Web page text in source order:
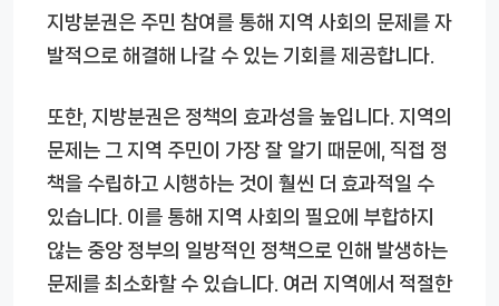
지방분권은 주민 참여를 통해 지역 사회의 문제를 자
발적으로 해결해 나갈 수 있는 기회를 제공합니다.
또한, 지방분권은 정책의 효과성을 높입니다. 지역의
문제는 그 지역 주민이 가장 잘 알기 때문에, 직접 정
책을 수립하고 시행하는 것이 훨씬 더 효과적일 수
있습니다. 이를 통해 지역 사회의 필요에 부합하지
않는 중앙 정부의 일방적인 정책으로 인해 발생하는
문제를 최소화할 수 있습니다. 여러 지역에서 적절한